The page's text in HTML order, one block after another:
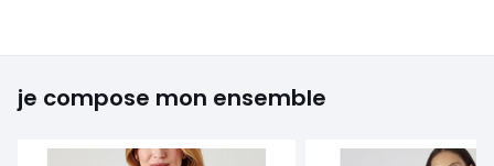
je compose mon ensemble